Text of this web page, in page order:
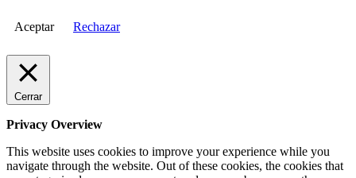
Aceptar Rechazar
Cerrar
Privacy Overview
This website uses cookies to improve your experience while you
navigate through the website. Out of these cookies, the cookies that